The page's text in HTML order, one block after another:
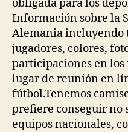
obligada para los
Información sobre la
Alemania incluyendo
jugadores, colores,
participaciones en
lugar de reunión en
fútbol.Tenemos
prefiere conseguir no
equipos nacionales,